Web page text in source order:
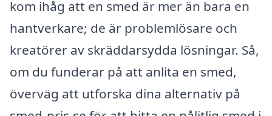
kom ihåg att en smed är mer än bara en
hantverkare; de är problemlösare och
kreatörer av skräddarsydda lösningar. Så,
om du funderar på att anlita en smed,
överväg att utforska dina alternativ på